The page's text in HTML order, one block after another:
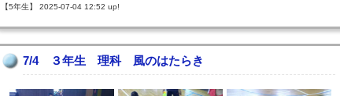
【5年生】 2025-07-04 12:52 up!
7/4 ３年生 理科 風のはたらき